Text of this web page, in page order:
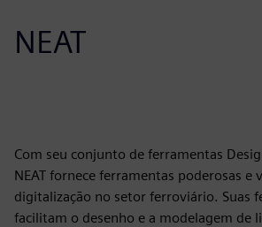
NEAT
Com seu conjunto de ferramentas
NEAT fornece ferramentas poderosas e
digitalização no setor ferroviário. Suas
facilitam o desenho e a modelagem de